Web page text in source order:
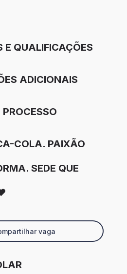
E QUALIFICAÇÕES
ADICIONAIS
COLA. PAIXÃO
SEDE QUE
vaga